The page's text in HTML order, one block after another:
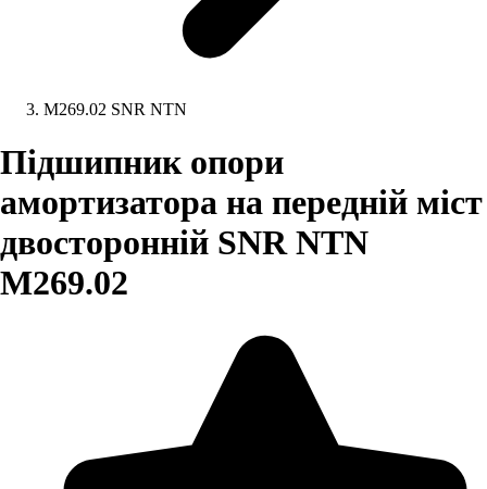
M269.02 SNR NTN
Підшипник опори
амортизатора на передній міст
двосторонній SNR NTN
M269.02